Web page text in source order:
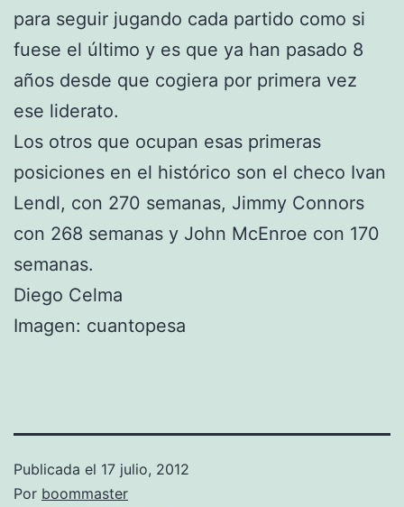
para seguir jugando cada partido como si
fuese el último y es que ya han pasado 8
años desde que cogiera por primera vez
ese liderato.
Los otros que ocupan esas primeras
posiciones en el histórico son el checo Ivan
Lendl, con 270 semanas, Jimmy Connors
con 268 semanas y John McEnroe con 170
semanas.
Diego Celma
Imagen: cuantopesa
Publicada el 17 julio, 2012
Por boommaster